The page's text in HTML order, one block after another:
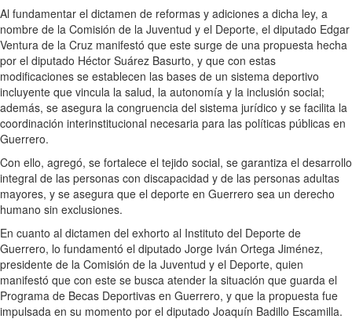
Al fundamentar el dictamen de reformas y adiciones a dicha ley, a
nombre de la Comisión de la Juventud y el Deporte, el diputado Edgar
Ventura de la Cruz manifestó que este surge de una propuesta hecha
por el diputado Héctor Suárez Basurto, y que con estas
modificaciones se establecen las bases de un sistema deportivo
incluyente que vincula la salud, la autonomía y la inclusión social;
además, se asegura la congruencia del sistema jurídico y se facilita la
coordinación interinstitucional necesaria para las políticas públicas en
Guerrero.
Con ello, agregó, se fortalece el tejido social, se garantiza el desarrollo
integral de las personas con discapacidad y de las personas adultas
mayores, y se asegura que el deporte en Guerrero sea un derecho
humano sin exclusiones.
En cuanto al dictamen del exhorto al Instituto del Deporte de
Guerrero, lo fundamentó el diputado Jorge Iván Ortega Jiménez,
presidente de la Comisión de la Juventud y el Deporte, quien
manifestó que con este se busca atender la situación que guarda el
Programa de Becas Deportivas en Guerrero, y que la propuesta fue
impulsada en su momento por el diputado Joaquín Badillo Escamilla.